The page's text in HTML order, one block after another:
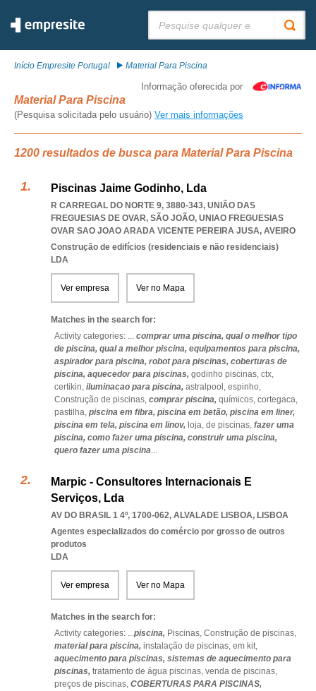
Início Empresite Portugal Material Para Piscina
Informação oferecida por
Material Para Piscina
(Pesquisa solicitada pelo usuário) Ver mais informações
1200 resultados de busca para Material Para Piscina
Piscinas Jaime Godinho, Lda
R CARREGAL DO NORTE 9, 3880-343, UNIÃO DAS
FREGUESIAS DE OVAR, SÃO JOÃO, UNIAO FREGUESIAS
OVAR SAO JOAO ARADA VICENTE PEREIRA JUSA, AVEIRO
Construção de edifícios (residenciais e não residenciais)
LDA
Ver empresa Ver no Mapa
Matches in the search for:
Activity categories: ... comprar uma piscina, qual o melhor tipo
de piscina, qual a melhor piscina, equipamentos para piscina,
aspirador para piscina, robot para piscinas, coberturas de
piscina, aquecedor para piscinas, godinho piscinas, ctx,
certikin, iluminacao para piscina, astralpool, espinho,
Construção de piscinas, comprar piscina, químicos, cortegaca,
pastilha, piscina em fibra, piscina em betão, piscina em liner,
piscina em tela, piscina em linov, loja, de piscinas, fazer uma
piscina, como fazer uma piscina, construir uma piscina,
quero fazer uma piscina...
Marpic - Consultores Internacionais E
Serviços, Lda
AV DO BRASIL 1 4º, 1700-062, ALVALADE LISBOA, LISBOA
Agentes especializados do comércio por grosso de outros
produtos
LDA
Ver empresa Ver no Mapa
Matches in the search for:
Activity categories: ...piscina, Piscinas, Construção de piscinas,
material para piscina, instalação de piscinas, em kit,
aquecimento para piscinas, sistemas de aquecimento para
piscinas, tratamento de água piscinas, venda de piscinas,
preços de piscinas, COBERTURAS PARA PISCINAS,